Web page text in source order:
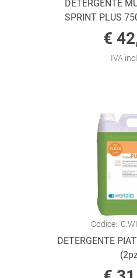
DETERGENTE
SPRINT PLUS
€
IVA
Codice:
DETERGENTE